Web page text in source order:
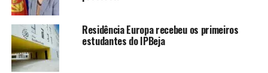
Residência Europa recebeu os primeiros
estudantes do IPBeja